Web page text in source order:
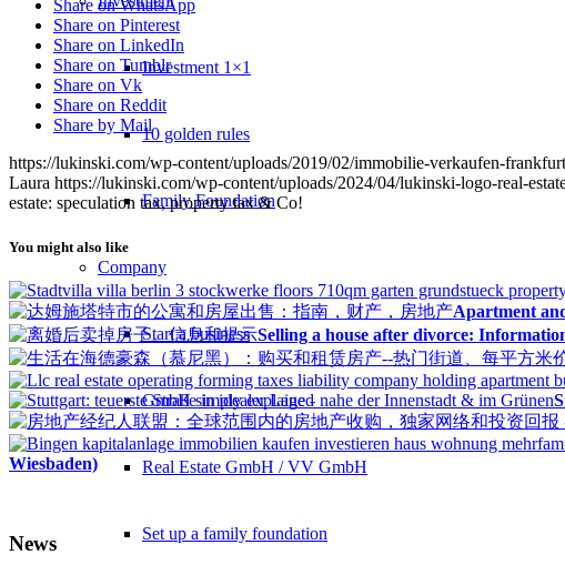
Investment 1×1
10 golden rules
Family Foundation
Company
Start a business
GmbH simply explained
Real Estate GmbH / VV GmbH
Set up a family foundation
Share on WhatsApp
Share on Pinterest
Share on LinkedIn
Share on Tumblr
Share on Vk
Share on Reddit
Share by Mail
https://lukinski.com/wp-content/uploads/2019/02/immobilie-verkaufen-
Laura https://lukinski.com/wp-content/uploads/2024/04/lukinski-logo-real-
estate: speculation tax, property tax & Co!
You might also like
Apartment
Selling a house after divorce:
Wiesbaden)
News